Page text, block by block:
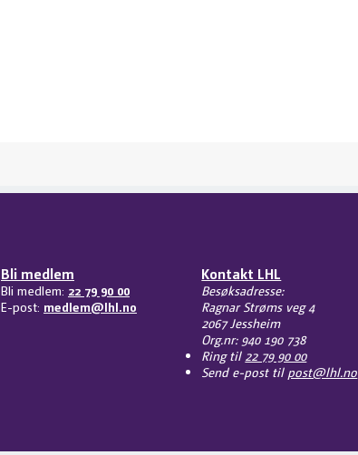
Bli medlem
Bli medlem: 22 79 90 00
E-post: medlem@lhl.no
Kontakt LHL
Besøksadresse:
Ragnar Strøms veg 4
2067 Jessheim
Org.nr: 940 190 738
Ring til 22 79 90 00
Send e-post til post@lhl.no